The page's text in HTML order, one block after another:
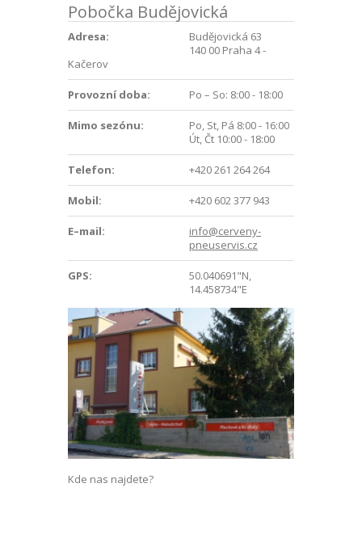
Pobočka Budějovická
Adresa:
Budějovická 63
140 00 Praha 4 -
Kačerov
Provozní doba: Po – So: 8:00 - 18:00
Mimo sezónu:
Po, St, Pá 8:00 - 16:00
Út, Čt 10:00 - 18:00
Telefon: +420 261 264 264
Mobil: +420 602 377 943
E–mail:
info@cerveny-
pneuservis.cz
GPS:
50.040691"N,
14.458734"E
Kde nas najdete?